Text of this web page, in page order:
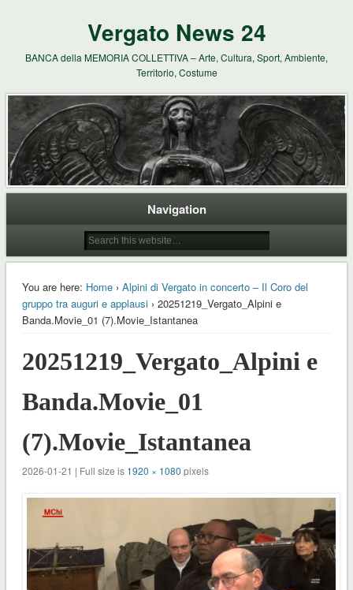
Vergato News 24
BANCA della MEMORIA COLLETTIVA – Arte, Cultura, Sport, Ambiente,
Territorio, Costume
Navigation
You are here: Home› Alpini di Vergato in concerto – Il Coro del
gruppo tra auguri e applausi› 20251219_Vergato_Alpini e
Banda.Movie_01 (7).Movie_Istantanea
20251219_Vergato_Alpini e
Banda.Movie_01
(7).Movie_Istantanea
2026-01-21 | Full size is 1920 × 1080 pixels